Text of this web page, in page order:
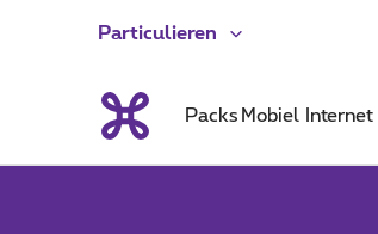
Particulieren
Packs Mobiel Internet